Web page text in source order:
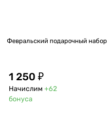
Февральский подарочный
1 250 ₽
Начислим +62
бонуса